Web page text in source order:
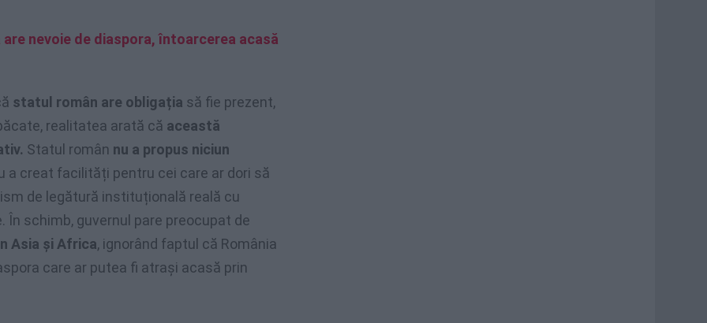
are nevoie de diaspora, întoarcerea acasă
statul român are obligația să fie prezent,
realitatea arată că această
Statul român nu a propus niciun
a creat facilități pentru cei care ar dori să
de legătură instituțională reală cu
schimb, guvernul pare preocupat de
Asia și Africa, ignorând faptul că România
care ar putea fi atrași acasă prin